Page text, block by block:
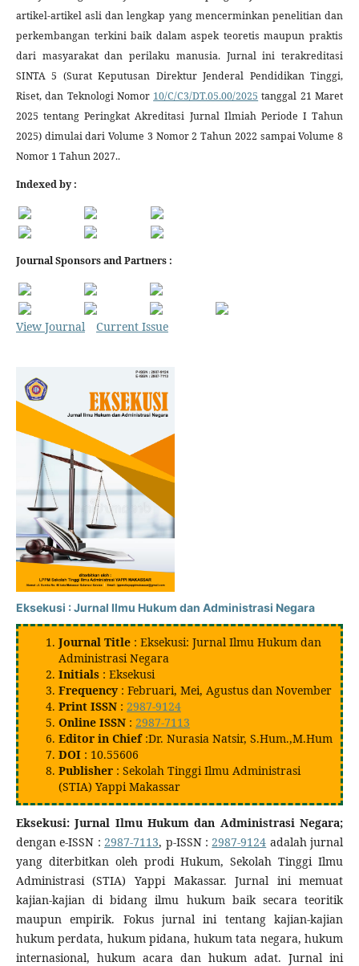
artikel-artikel asli dan lengkap yang mencerminkan penelitian dan
perkembangan terkini baik dalam aspek teoretis maupun praktis
dari masyarakat dan perilaku manusia. Jurnal ini terakreditasi
SINTA 5 (Surat Keputusan Direktur Jenderal Pendidikan Tinggi,
Riset, dan Teknologi Nomor 10/C/C3/DT.05.00/2025 tanggal 21 Maret
2025 tentang Peringkat Akreditasi Jurnal Ilmiah Periode I Tahun
2025) dimulai dari Volume 3 Nomor 2 Tahun 2022 sampai Volume 8
Nomor 1 Tahun 2027..
Indexed by :
Journal Sponsors and Partners :
View Journal Current Issue
Eksekusi : Jurnal Ilmu Hukum dan Administrasi Negara
Journal Title : Eksekusi: Jurnal Ilmu Hukum dan
Administrasi Negara
Initials : Eksekusi
Frequency : Februari, Mei, Agustus dan November
Print ISSN : 2987-9124
Online ISSN : 2987-7113
Editor in Chief :Dr. Nurasia Natsir, S.Hum.,M.Hum
DOI : 10.55606
Publisher : Sekolah Tinggi Ilmu Administrasi
(STIA) Yappi Makassar
Eksekusi: Jurnal Ilmu Hukum dan Administrasi Negara;
dengan e-ISSN : 2987-7113, p-ISSN : 2987-9124 adalah jurnal
yang diterbitkan oleh prodi Hukum, Sekolah Tinggi Ilmu
Administrasi (STIA) Yappi Makassar. Jurnal ini memuat
kajian-kajian di bidang ilmu hukum baik secara teoritik
maupun empirik. Fokus jurnal ini tentang kajian-kajian
hukum perdata, hukum pidana, hukum tata negara, hukum
internasional, hukum acara dan hukum adat. Jurnal ini